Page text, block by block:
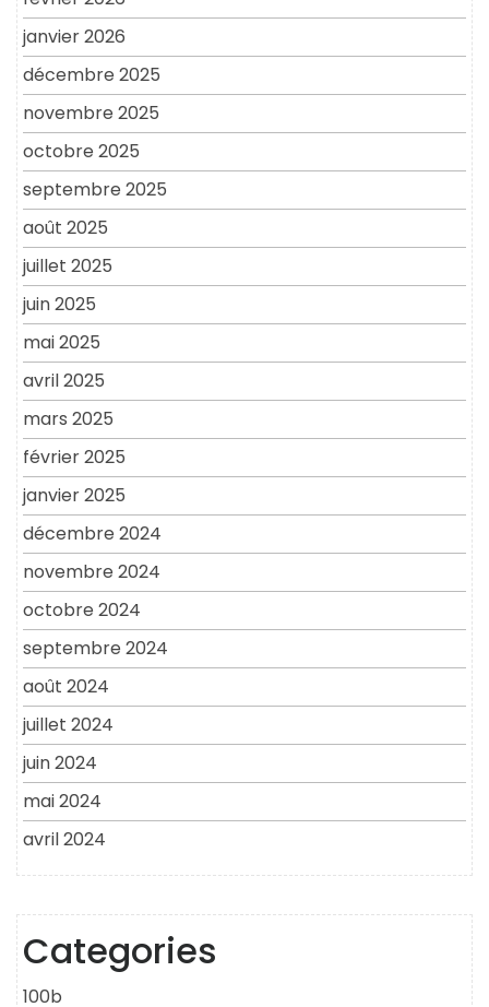
janvier 2026
décembre 2025
novembre 2025
octobre 2025
septembre 2025
août 2025
juillet 2025
juin 2025
mai 2025
avril 2025
mars 2025
février 2025
janvier 2025
décembre 2024
novembre 2024
octobre 2024
septembre 2024
août 2024
juillet 2024
juin 2024
mai 2024
avril 2024
Categories
100b